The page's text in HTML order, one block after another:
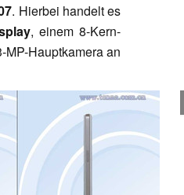
. Hierbei handelt es
, einem 8-Kern-
Hauptkamera an